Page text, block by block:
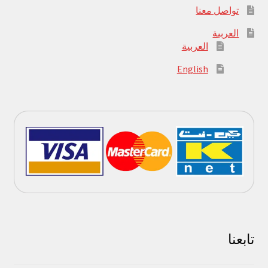
تواصل معنا
العربية
العربية
English
تابعنا